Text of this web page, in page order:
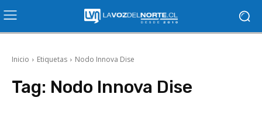
Inicio Etiquetas Nodo Innova Dise
Tag: Nodo Innova Dise